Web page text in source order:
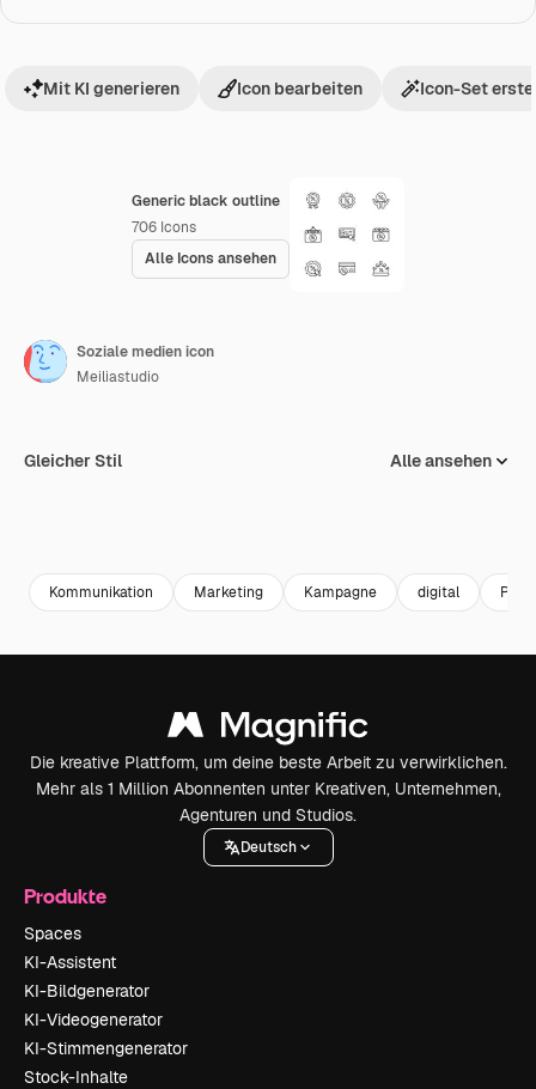
Generic black outline
706 Icons
Alle Icons ansehen
Mit KI generieren Icon bearbeiten Icon-Set
Soziale medien icon
Meiliastudio
Gleicher Stil Alle ansehen
Kommunikation Marketing Kampagne digital
Die kreative Plattform, um deine beste Arbeit zu verwirklichen.
Mehr als 1 Million Abonnenten unter Kreativen, Unternehmen,
Agenturen und Studios.
Deutsch
Produkte
Spaces
KI-Assistent
KI-Bildgenerator
KI-Videogenerator
KI-Stimmengenerator
Stock-Inhalte